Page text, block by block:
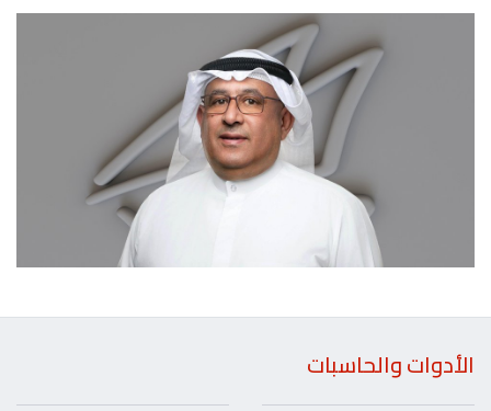
الأدوات والحاسبات